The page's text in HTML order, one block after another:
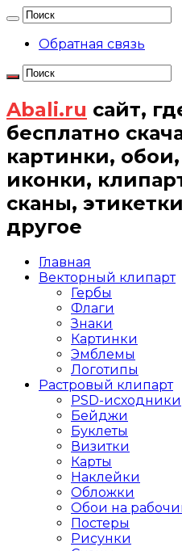
Обратная связь
Abali.ru сайт,
бесплатно
картинки,
иконки,
сканы,
другое
Главная
Векторный клипарт
Гербы
Флаги
Знаки
Картинки
Эмблемы
Логотипы
Растровый клипарт
PSD-исходники
Бейджи
Буклеты
Визитки
Карты
Наклейки
Обложки
Обои на
Постеры
Рисунки